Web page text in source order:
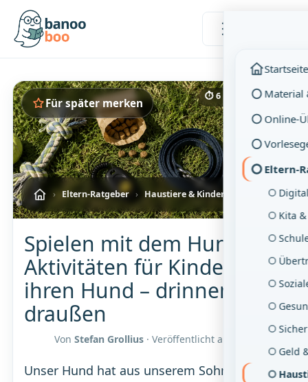
Startseite
Material
Online-
Eltern-
Kita
Geld
› Eltern-Ratgeber › Haustiere & Kinder
⏱ 6 Min. Lesezeit
Für später merken
Spielen mit dem Hund:
Aktivitäten für Kinder und
ihren Hund – drinnen und
draußen
VonStefan Grollius · Veröffentlicht am
Unser Hund hat aus unserem Sohn einen